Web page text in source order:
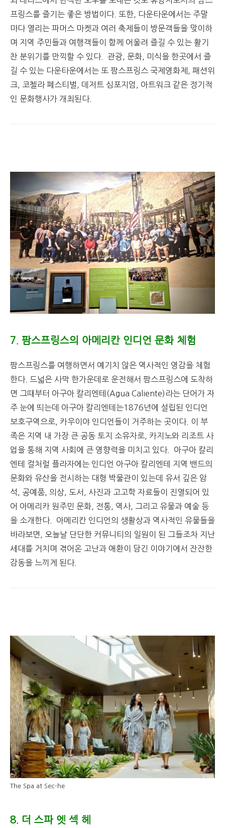
프링스를 즐기는 좋은 방법이다. 또한, 다운타운에서는 주말
마다 열리는 파머스 마켓과 여러 축제들이 방문객들을 맞이하
며 지역 주민들과 여행객들이 함께 어울려 즐길 수 있는 활기
찬 분위기를 만끽할 수 있다. 관광, 문화, 미식을 한곳에서 즐
길 수 있는 다운타운에서는 또 팜스프링스 국제영화제, 패션위
크, 코첼라 페스티벌, 데저트 심포지엄, 아트워크 같은 정기적
인 문화행사가 개최된다.
7. 팜스프링스의 아메리칸 인디언 문화 체험
팜스프링스를 여행하면서 예기치 않은 역사적인 영감을 체험
한다. 드넓은 사막 한가운데로 운전해서 팜스프링스에 도착하
면 그때부터 아구아 칼리엔테(Agua Caliente)라는 단어가 자
주 눈에 띄는데 아구아 칼리엔테는1876년에 설립된 인디언
보호구역으로, 카우이야 인디언들이 거주하는 곳이다. 이 부
족은 지역 내 가장 큰 공동 토지 소유자로, 카지노와 리조트 사
업을 통해 지역 사회에 큰 영향력을 미치고 있다. 아구아 칼리
엔테 컬처럴 플라자에는 인디언 아구아 칼리엔테 지역 밴드의
문화와 유산을 전시하는 대형 박물관이 있는데 유서 깊은 암
석, 공예품, 의상, 도서, 사진과 고고학 자료들이 진열되어 있
어 아메리카 원주민 문화, 전통, 역사, 그리고 유물과 예술 등
을 소개한다. 아메리칸 인디언의 생활상과 역사적인 유물들을
바라보면, 오늘날 단단한 커뮤니티의 일원이 된 그들조차 지난
세대를 거치며 겪어온 고난과 애환이 담긴 이야기에서 잔잔한
감동을 느끼게 된다.
The Spa at Sec-he
8. 더 스파 엣 섹 헤